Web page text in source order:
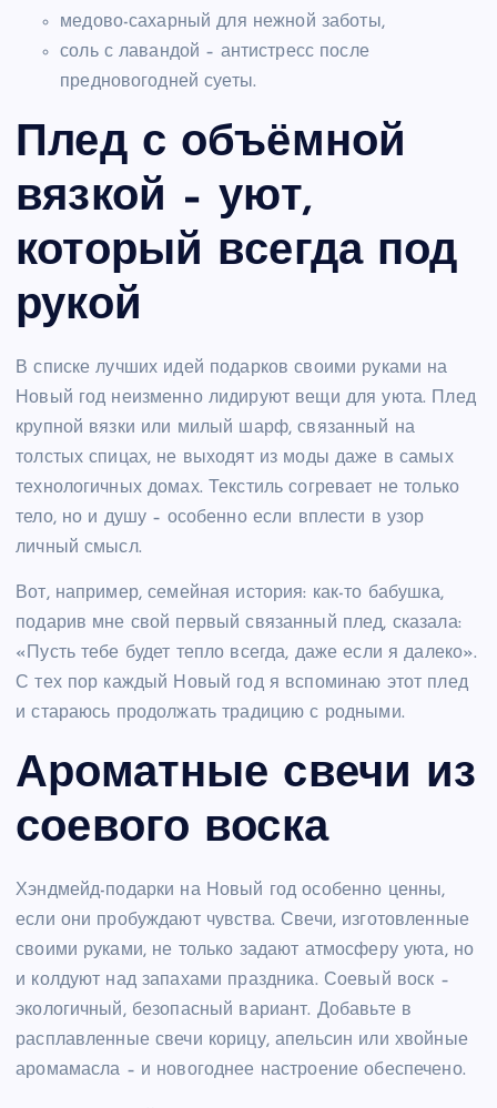
медово-сахарный для нежной заботы,
соль с лавандой – антистресс после
предновогодней суеты.
Плед с объёмной
вязкой – уют,
который всегда под
рукой
В списке лучших идей подарков своими руками на
Новый год неизменно лидируют вещи для уюта. Плед
крупной вязки или милый шарф, связанный на
толстых спицах, не выходят из моды даже в самых
технологичных домах. Текстиль согревает не только
тело, но и душу – особенно если вплести в узор
личный смысл.
Вот, например, семейная история: как-то бабушка,
подарив мне свой первый связанный плед, сказала:
«Пусть тебе будет тепло всегда, даже если я далеко».
С тех пор каждый Новый год я вспоминаю этот плед
и стараюсь продолжать традицию с родными.
Ароматные свечи из
соевого воска
Хэндмейд-подарки на Новый год особенно ценны,
если они пробуждают чувства. Свечи, изготовленные
своими руками, не только задают атмосферу уюта, но
и колдуют над запахами праздника. Соевый воск –
экологичный, безопасный вариант. Добавьте в
расплавленные свечи корицу, апельсин или хвойные
аромамасла – и новогоднее настроение обеспечено.